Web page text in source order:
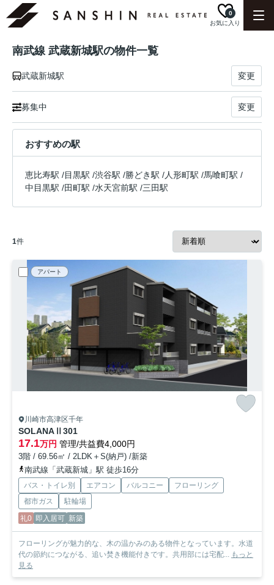
お気に入り
0
南武線 武蔵新城駅の物件一覧
武蔵新城駅 変更
募集中 変更
おすすめの駅
恵比寿駅 /目黒駅 /渋谷駅 /勝どき駅 /人形町駅 /馬喰町駅 /
中目黒駅 /田町駅 /水天宮前駅 /三田駅
1件
アパート
川崎市高津区千年
SOLANAⅡ 301
17.1万円 管理/共益費4,000円
3階 / 69.56㎡ / 2LDK＋S(納戸) /新築
南武線「武蔵新城」駅 徒歩16分
バス・トイレ別 エアコン バルコニー
フローリング
都市ガス
駐輪場
礼0 即入居可 新築
フローリングが魅力的な、木の温かみのある物件となっています。水道
代の節約につながる、追い焚き機能付きです。共用部には宅配... もっと
見る